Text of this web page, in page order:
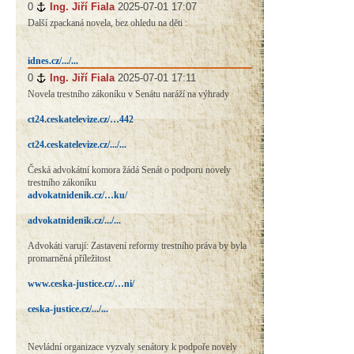
0 # Ing. Jiří Fiala 2025-07-01 17:07
Další zpackaná novela, bez ohledu na děti :
idnes.cz/.../...
0 # Ing. Jiří Fiala 2025-07-01 17:11
Novela trestního zákoníku v Senátu naráží na výhrady
ct24.ceskatelevize.cz/…442
ct24.ceskatelevize.cz/.../...
Česká advokátní komora žádá Senát o podporu novely
trestního zákoníku
advokatnidenik.cz/…ku/
advokatnidenik.cz/.../...
Advokáti varují: Zastavení reformy trestního práva by byla
promarněná příležitost
www.ceska-justice.cz/…ni/
ceska-justice.cz/.../...
Nevládní organizace vyzvaly senátory k podpoře novely